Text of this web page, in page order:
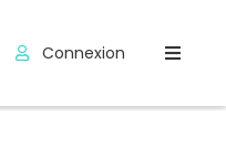
Connexion